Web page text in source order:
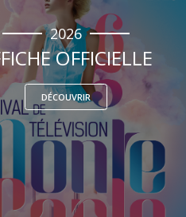
2026
OFFICIELLE
DÉCOUVRIR